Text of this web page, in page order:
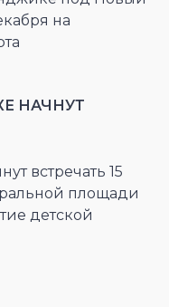
на
НАЧНУТ
встречать 15
площади
детской